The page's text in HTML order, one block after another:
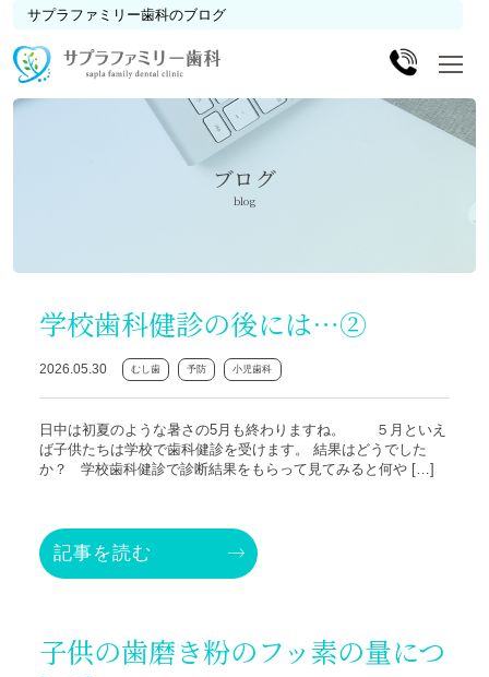
サプラファミリー歯科のブログ
ブログ
blog
学校歯科健診の後には⋯②
2026.05.30 むし歯 予防 小児歯科
日中は初夏のような暑さの5月も終わりますね。 ５月といえ
ば子供たちは学校で歯科健診を受けます。 結果はどうでした
か？ 学校歯科健診で診断結果をもらって見てみると何や […]
記事を読む
子供の歯磨き粉のフッ素の量につ